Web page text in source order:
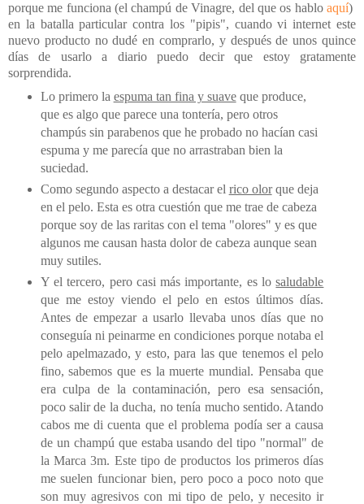
porque me funciona (el champú de Vinagre, del que os hablo aquí)
en la batalla particular contra los "pipis", cuando vi internet este
nuevo producto no dudé en comprarlo, y después de unos quince
días de usarlo a diario puedo decir que estoy gratamente
sorprendida.
Lo primero la espuma tan fina y suaveque produce,
que es algo que parece una tontería, pero otros
champús sin parabenos que he probado no hacían casi
espuma y me parecía que no arrastraban bien la
suciedad.
Como segundo aspecto a destacar el rico olorque deja
en el pelo. Esta es otra cuestión que me trae de cabeza
porque soy de las raritas con el tema "olores" y es que
algunos me causan hasta dolor de cabeza aunque sean
muy sutiles.
Y el tercero, pero casi más importante, es losaludable
que me estoy viendo el pelo en estos últimos días.
Antes de empezar a usarlo llevaba unos días que no
conseguía ni peinarme en condiciones porque notaba el
pelo apelmazado, y esto, para las que tenemos el pelo
fino, sabemos que es la muerte mundial. Pensaba que
era culpa de la contaminación, pero esa sensación,
poco salir de la ducha, no tenía mucho sentido. Atando
cabos me di cuenta que el problema podía ser a causa
de un champú que estaba usando del tipo "normal" de
la Marca 3m. Este tipo de productos los primeros días
me suelen funcionar bien, pero poco a poco noto que
son muy agresivos con mi tipo de pelo, y necesito ir